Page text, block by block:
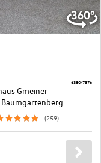
Gmeiner
(259)
6380/7376